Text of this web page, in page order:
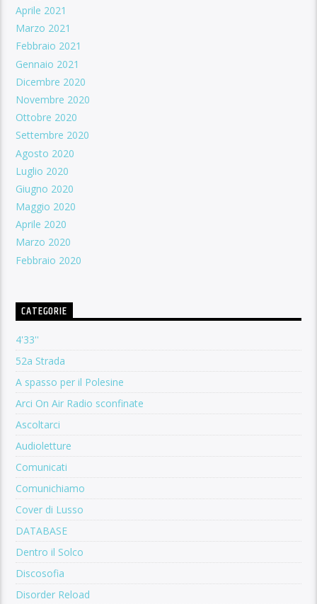
Aprile 2021
Marzo 2021
Febbraio 2021
Gennaio 2021
Dicembre 2020
Novembre 2020
Ottobre 2020
Settembre 2020
Agosto 2020
Luglio 2020
Giugno 2020
Maggio 2020
Aprile 2020
Marzo 2020
Febbraio 2020
CATEGORIE
4'33''
52a Strada
A spasso per il Polesine
Arci On Air Radio sconfinate
Ascoltarci
Audioletture
Comunicati
Comunichiamo
Cover di Lusso
DATABASE
Dentro il Solco
Discosofia
Disorder Reload